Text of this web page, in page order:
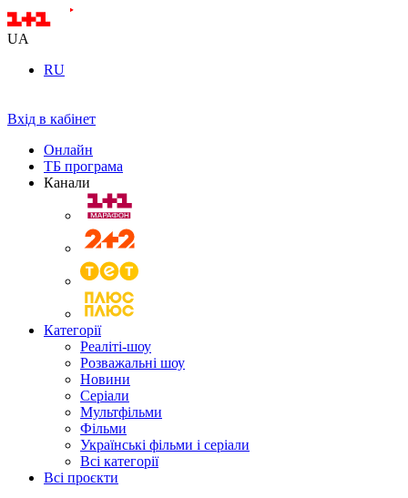
UA
RU
Вхід в кабінет
Онлайн
ТБ програма
Канали
Категорії
Реаліті-шоу
Розважальні шоу
Новини
Серіали
Мультфільми
Фільми
Українські фільми і серіали
Всі категорії
Всі проєкти